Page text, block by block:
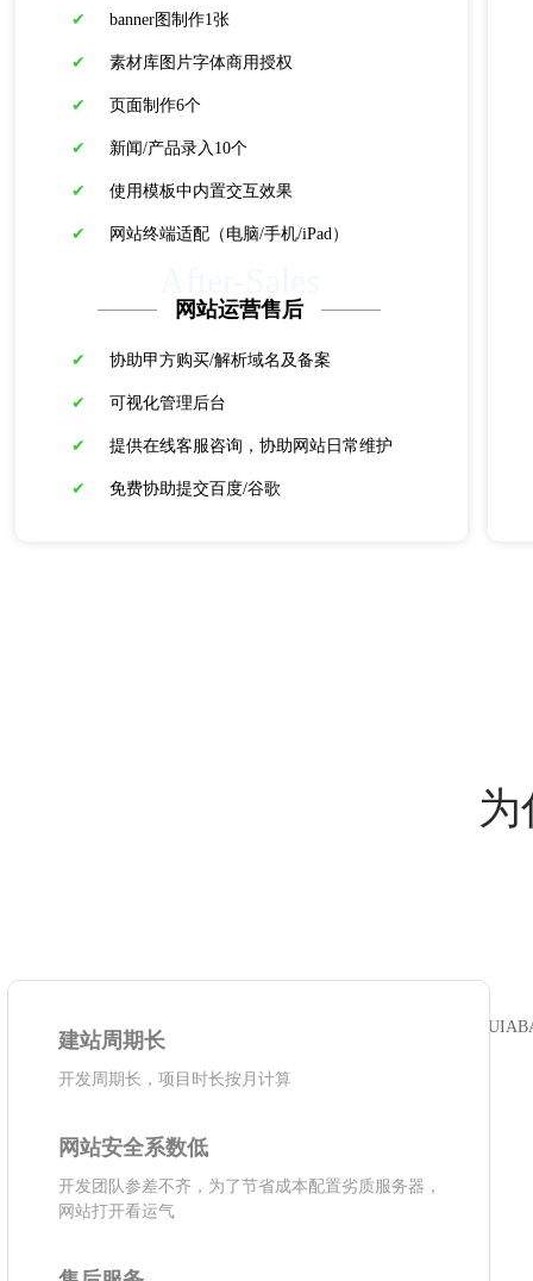
✔ banner图制作1张
✔ 素材库图片字体商用授权
✔ 页面制作6个
✔ 新闻/产品录入10个
✔ 使用模板中内置交互效果
✔ 网站终端适配（电脑/手机/iPad）
网站运营售后
✔ 协助甲方购买/解析域名及备案
✔ 可视化管理后台
✔ 提供在线客服咨询，协助网站日常维护
✔ 免费协助提交百度/谷歌
建站周期长
开发周期长，项目时长按月计算
网站安全系数低
开发团队参差不齐，为了节省成本配置劣质服务器，
网站打开看运气